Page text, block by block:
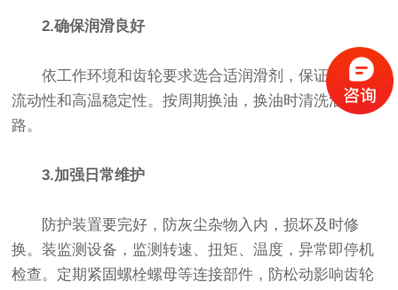
2.确保润滑良好
依工作环境和齿轮要求选合适润滑剂，保证其低温
流动性和高温稳定性。按周期换油，换油时清洗油箱油
路。
3.加强日常维护
防护装置要完好，防灰尘杂物入内，损坏及时修
换。装监测设备，监测转速、扭矩、温度，异常即停机
检查。定期紧固螺栓螺母等连接部件，防松动影响齿轮